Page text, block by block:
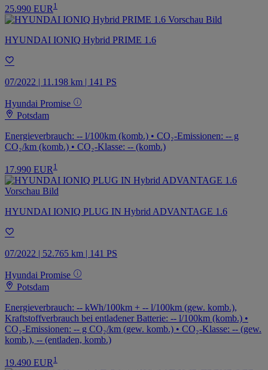
25.990 EUR 1
HYUNDAI IONIQ Hybrid PRIME 1.6
07/2022 | 11.198 km | 141 PS
Hyundai Promise
Potsdam
Energieverbrauch: -- l/100km (komb.) • CO₂-Emissionen: -- g
CO₂/km (komb.) • CO₂-Klasse: -- (komb.)
17.990 EUR 1
HYUNDAI IONIQ PLUG IN Hybrid ADVANTAGE 1.6
07/2022 | 52.765 km | 141 PS
Hyundai Promise
Potsdam
Energieverbrauch: -- kWh/100km + -- l/100km (gew. komb.),
Kraftstoffverbrauch bei entladener Batterie: -- l/100km (komb.) •
CO₂-Emissionen: -- g CO₂/km (gew. komb.) • CO₂-Klasse: -- (gew.
komb.), -- (entladen, komb.)
19.490 EUR 1